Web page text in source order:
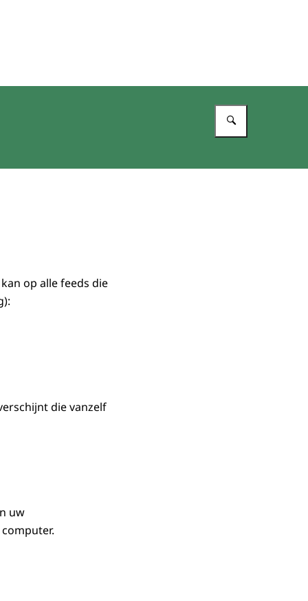
op alle feeds die
die vanzelf
uw